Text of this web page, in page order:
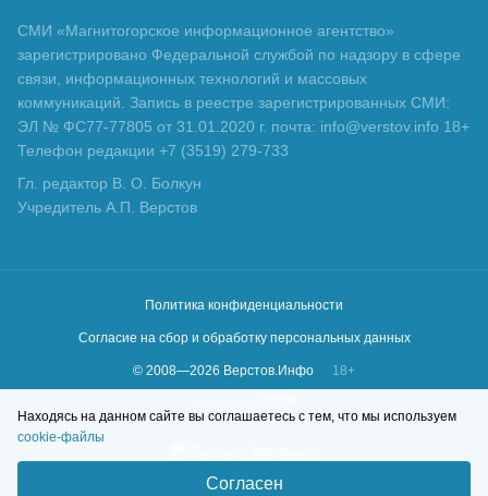
СМИ «Магнитогорское информационное агентство»
зарегистрировано Федеральной службой по надзору в сфере
связи, информационных технологий и массовых
коммуникаций. Запись в реестре зарегистрированных СМИ:
ЭЛ № ФС77-77805 от 31.01.2020 г. почта: info@verstov.info 18+
Телефон редакции +7 (3519) 279-733
Гл. редактор В. О. Болкун
Учредитель А.П. Верстов
Политика конфиденциальности
Согласие на сбор и обработку персональных данных
© 2008—2026 Верстов.Инфо
18+
Находясь на данном сайте вы соглашаетесь с тем, что мы используем
cookie-файлы
Согласен